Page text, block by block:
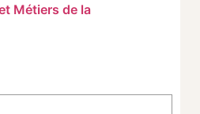
Métiers de la